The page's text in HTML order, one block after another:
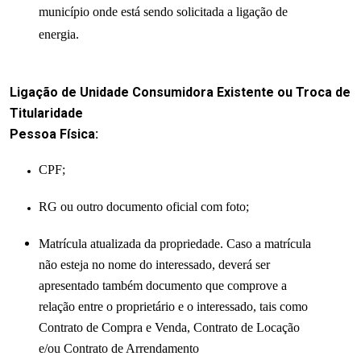
município onde está sendo solicitada a ligação de
energia.
Ligação de Unidade Consumidora Existente ou Troca de
Titularidade
Pessoa Física:
CPF;
RG ou outro documento oficial com foto;
Matrícula atualizada da propriedade. Caso a matrícula
não esteja no nome do interessado, deverá ser
apresentado também documento que comprove a
relação entre o proprietário e o interessado, tais como
Contrato de Compra e Venda, Contrato de Locação
e/ou Contrato de Arrendamento